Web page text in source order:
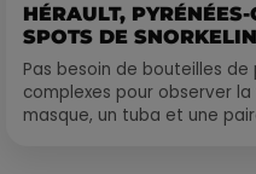
HÉRAULT,
SPOTS DE
Pas besoin de bouteilles
complexes pour observer
masque, un tuba et une